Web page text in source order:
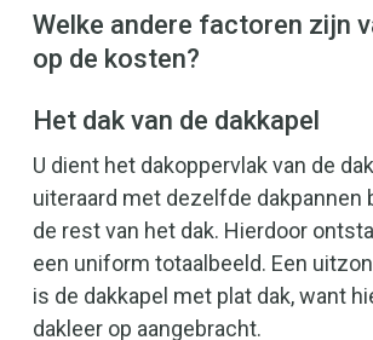
Welke andere factoren zijn
op de kosten?
Het dak van de dakkapel
U dient het dakoppervlak van de
uiteraard met dezelfde dakpannen
de rest van het dak. Hierdoor
een uniform totaalbeeld. Een
is de dakkapel met plat dak, want
dakleer op aangebracht.